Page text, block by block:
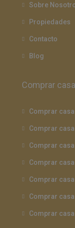
Sobre
Propiedades
Contacto
Blog
Comprar
Comprar
Comprar
Comprar
Comprar
Comprar
Comprar
Comprar